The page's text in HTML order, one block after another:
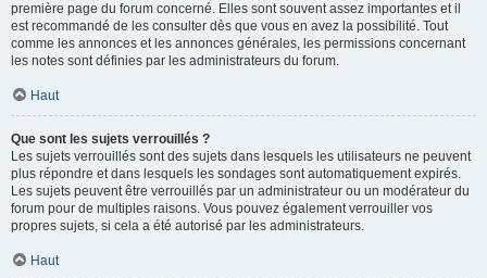
première page du forum concerné. Elles sont souvent assez importantes et il
est recommandé de les consulter dès que vous en avez la possibilité. Tout
comme les annonces et les annonces générales, les permissions concernant
les notes sont définies par les administrateurs du forum.
Haut
Que sont les sujets verrouillés ?
Les sujets verrouillés sont des sujets dans lesquels les utilisateurs ne peuvent
plus répondre et dans lesquels les sondages sont automatiquement expirés.
Les sujets peuvent être verrouillés par un administrateur ou un modérateur du
forum pour de multiples raisons. Vous pouvez également verrouiller vos
propres sujets, si cela a été autorisé par les administrateurs.
Haut